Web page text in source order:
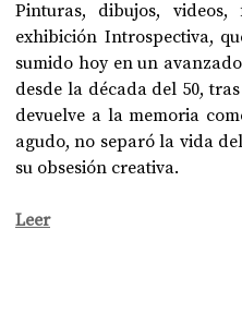
NOCHE DE LAS IDEAS
Y TECNOLOGÍA
Pinturas, dibujos,
exhibición Introspectiva,
sumido hoy en un
desde la década del 50,
devuelve a la memoria
agudo, no separó la vida
su obsesión creativa.
Leer